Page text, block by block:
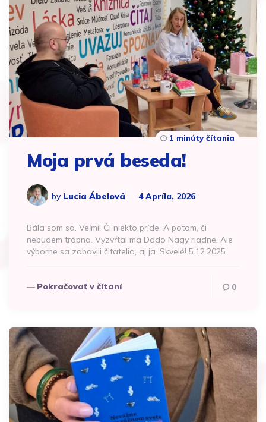
Moja prvá beseda!
by Lucia Ábelová 4 Apríla, 2026
1 minúty čítania
Bála som sa. Veľmi! Či niekto príde. A potom, či
nebudem trápna. Vyzvŕtal ma Dado Nagy riadne. Ale
výborne sa zabavili čitatelia, aj ja. Skvelé! 5.12.2025
Pokračovať v čítaní 0